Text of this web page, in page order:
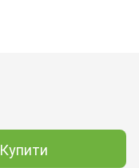
Купити